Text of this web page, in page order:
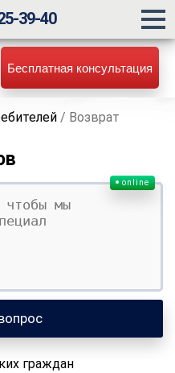
Бесплатная консультация
39-40
/ Возврат
online
граждан